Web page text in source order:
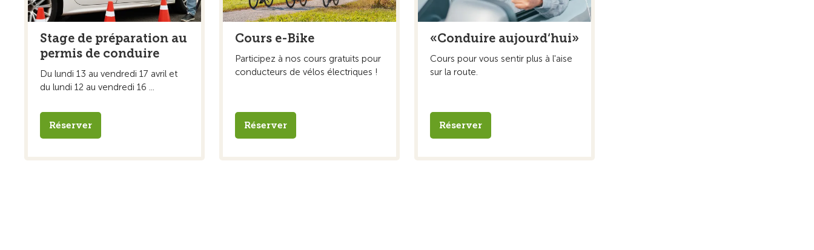
Stage de préparation au
permis de conduire
Du lundi 13 au vendredi 17 avril et
du lundi 12 au vendredi 16 ...
Réserver
Cours e-Bike
Participez à nos cours gratuits pour
conducteurs de vélos électriques !
Réserver
«Conduire aujourd‘hui»
Cours pour vous sentir plus à l'aise
sur la route.
Réserver